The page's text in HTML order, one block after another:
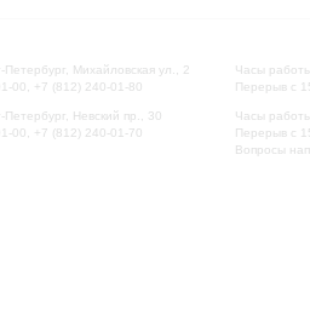
Петербург, Михайловская ул., 2
00, +7 (812) 240-01-80
Петербург, Невский пр., 30
00, +7 (812) 240-01-70
Часы
Перерыв с
Часы
Перерыв с
Вопросы